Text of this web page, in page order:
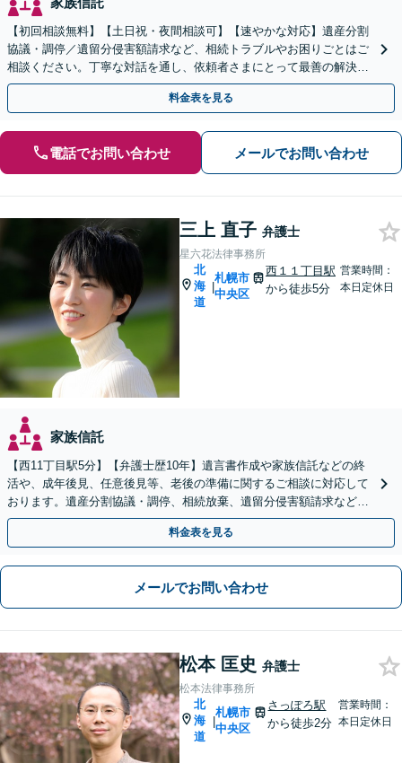
【初回相談無料】【土日祝・夜間相談可】【速やかな対応】遺産分割
協議・調停／遺留分侵害額請求など、相続トラブルやお困りごとはご
相談ください。丁寧な対話を通し、依頼者さまにとって最善の解決を
目指します。
料金表を見る
電話でお問い合わせ メールでお問い合わせ
三上 直子 弁護士
星六花法律事務所
北
海
道
|
札幌市
中央区
西１１丁目駅
から徒歩5分
営業時間：
本日定休日
家族信託
【西11丁目駅5分】【弁護士歴10年】遺言書作成や家族信託などの終
活や、成年後見、任意後見等、老後の準備に関するご相談に対応して
おります。遺産分割協議・調停、相続放棄、遺留分侵害額請求など
も、お任せください。【初回相談無料】【Web面談可】
料金表を見る
メールでお問い合わせ
松本 匡史 弁護士
松本法律事務所
北
海
道
|
札幌市
中央区
さっぽろ駅
から徒歩2分
営業時間：
本日定休日